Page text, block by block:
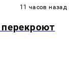
11 часов назад